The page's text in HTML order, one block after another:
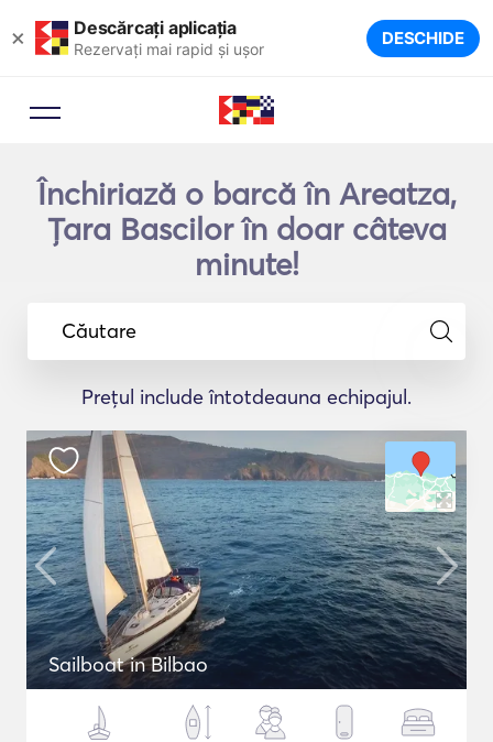
× Descărcați aplicația
Rezervați mai rapid și ușor DESCHIDE
Închiriază o barcă în Areatza,
Ţara Bascilor în doar câteva
minute!
Căutare
Prețul include întotdeauna echipajul.
Sailboat in Bilbao